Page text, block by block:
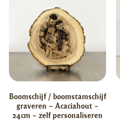
Boomschijf / boomstamschijf
graveren – Acaciahout –
24cm – zelf personaliseren